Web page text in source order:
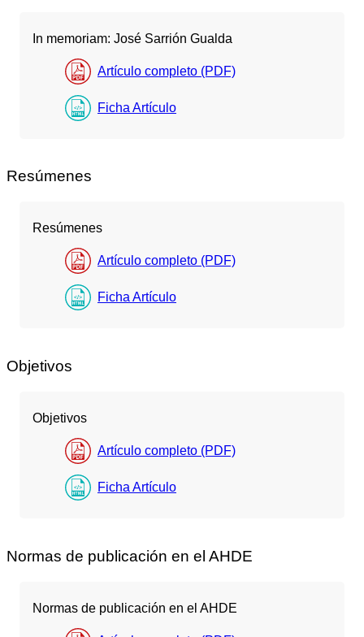
In memoriam: José Sarrión Gualda
Artículo completo (PDF)
Ficha Artículo
Resúmenes
Resúmenes
Artículo completo (PDF)
Ficha Artículo
Objetivos
Objetivos
Artículo completo (PDF)
Ficha Artículo
Normas de publicación en el AHDE
Normas de publicación en el AHDE